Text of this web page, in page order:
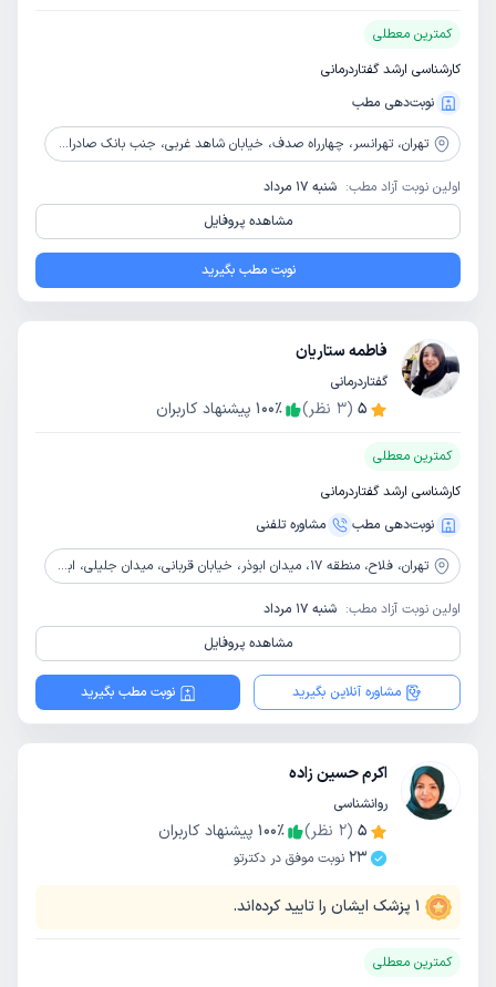
کمترین معطلی
کارشناسی ارشد گفتاردرمانی
نوبت‌دهی مطب
تهران،تهرانسر، چهارراه صدف، خیابان شاهد غربی، جنب بانک صادرات، پلاک 45، طبقه دوم (ساختمان پلیس +10)
اولین نوبت آزاد مطب: شنبه 17 مرداد
مشاهده پروفایل
نوبت مطب بگیرید
فاطمه ستاریان
گفتاردرمانی
5
(
3 نظر) 100٪ پیشنهاد کاربران
کمترین معطلی
کارشناسی ارشد گفتاردرمانی
نوبت‌دهی مطب
مشاوره‌ تلفنی
تهران، فلاح، منطقه 17، میدان ابوذر، خیابان قربانی، میدان جلیلی، ابتدای نیک نفس، پلاک 2، طبقه سوم
اولین نوبت آزاد مطب: شنبه 17 مرداد
مشاهده پروفایل
مشاوره آنلاین بگیرید نوبت مطب بگیرید
اکرم حسین زاده
روانشناسی
5
(
2 نظر) 100٪
پیشنهاد کاربران
23 نوبت موفق در دکترتو
1 پزشک ایشان را تایید کرده‌اند.
کمترین معطلی